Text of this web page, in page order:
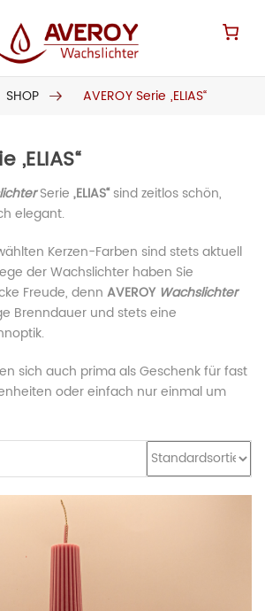
SHOP AVEROY Serie „ELIAS“
„ELIAS“
Serie „ELIAS“sind zeitlos schön,
elegant.
Kerzen-Farben sind stets aktuell
der Wachslichter haben Sie
Freude, denn AVEROY Wachslichter
Brenndauer und stets eine
sich auch prima als Geschenk für fast
oder einfach nur einmal um